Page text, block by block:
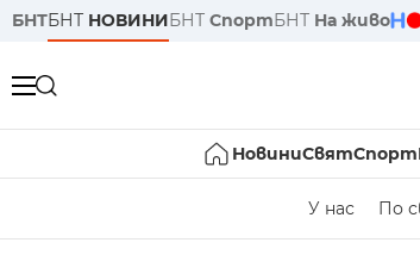
БНТБНТ НОВИНИБНТ СпортБНТ На живо
НовиниСвятСпорт
У нас По